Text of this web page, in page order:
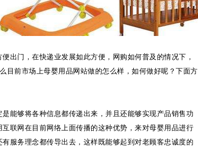
出门，在快递业发展如此方便，网购如何普及的情况下，
目前市场上母婴用品网站做的怎么样，如何做好呢？下面方
能够将各种信息都传递出来，并且还能够实现产品销售功
联网在目前网络上面传播的这种优势，来对母婴用品进行
服务理念都传导出去，这样既能够起到对老顾客忠诚度的